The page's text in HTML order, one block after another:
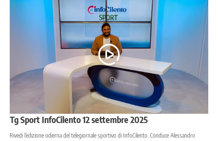
Tg Sport InfoCilento 12 settembre 2025
Rivedi l’edizione odierna del telegiornale sportivo di InfoCilento. Conduce Alessandro